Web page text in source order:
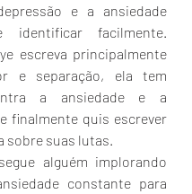
e a ansiedade
identificar facilmente.
escreva principalmente
e separação, ela tem
a ansiedade e a
finalmente quis escrever
sobre suas lutas.
alguém implorando
constante para